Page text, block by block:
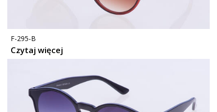
F-295-B
Czytaj więcej